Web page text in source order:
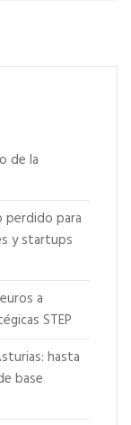
de la
perdido para
y startups
a
STEP
hasta
base